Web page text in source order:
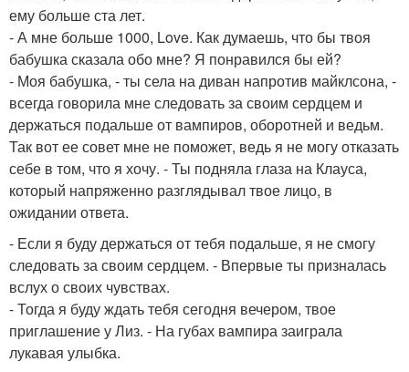
ему больше ста лет.
- А мне больше 1000, Love. Как думаешь, что бы твоя
бабушка сказала обо мне? Я понравился бы ей?
- Моя бабушка, - ты села на диван напротив майклсона, -
всегда говорила мне следовать за своим сердцем и
держаться подальше от вампиров, оборотней и ведьм.
Так вот ее совет мне не поможет, ведь я не могу отказать
себе в том, что я хочу. - Ты подняла глаза на Клауса,
который напряженно разглядывал твое лицо, в
ожидании ответа.
- Если я буду держаться от тебя подальше, я не смогу
следовать за своим сердцем. - Впервые ты призналась
вслух о своих чувствах.
- Тогда я буду ждать тебя сегодня вечером, твое
приглашение у Лиз. - На губах вампира заиграла
лукавая улыбка.